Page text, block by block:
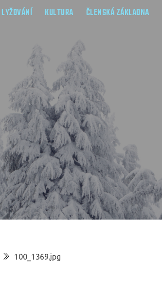
LYŽOVÁNÍ KULTURA ČLENSKÁ ZÁKLADNA
100_1369.jpg